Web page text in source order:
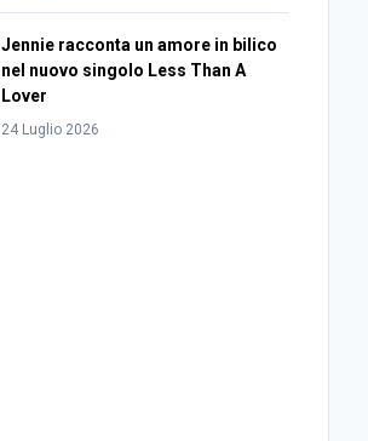
Jennie racconta un amore in bilico
nel nuovo singolo Less Than A
Lover
24 Luglio 2026